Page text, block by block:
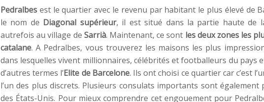
Pedralbes est le quartier avec le revenu par habitant le plus élevé de
le nom de Diagonal supérieur, il est situé dans la partie haute de
autrefois au village de Sarrià. Maintenant, ce sont les deux zones les
catalane. A Pedralbes, vous trouverez les maisons les plus
dans lesquelles vivent millionnaires, célébrités et footballeurs du pays
d’autres termes l’Elite de Barcelone. Ils ont choisi ce quartier car c’est
l’un des plus discrets. Plusieurs consulats importants sont également
des États-Unis. Pour mieux comprendre cet engouement pour